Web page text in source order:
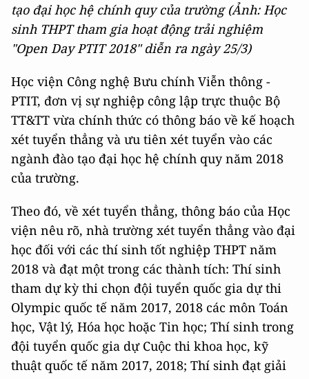
tạo đại học hệ chính quy của trường (Ảnh: Học
sinh THPT tham gia hoạt động trải nghiệm
"Open Day PTIT 2018" diễn ra ngày 25/3)
Học viện Công nghệ Bưu chính Viễn thông -
PTIT, đơn vị sự nghiệp công lập trực thuộc Bộ
TT&TT vừa chính thức có thông báo về kế hoạch
xét tuyển thẳng và ưu tiên xét tuyển vào các
ngành đào tạo đại học hệ chính quy năm 2018
của trường.
Theo đó, về xét tuyển thẳng, thông báo của Học
viện nêu rõ, nhà trường xét tuyển thẳng vào đại
học đối với các thí sinh tốt nghiệp THPT năm
2018 và đạt một trong các thành tích: Thí sinh
tham dự kỳ thi chọn đội tuyển quốc gia dự thi
Olympic quốc tế năm 2017, 2018 các môn Toán
học, Vật lý, Hóa học hoặc Tin học; Thí sinh trong
đội tuyển quốc gia dự Cuộc thi khoa học, kỹ
thuật quốc tế năm 2017, 2018; Thí sinh đạt giải